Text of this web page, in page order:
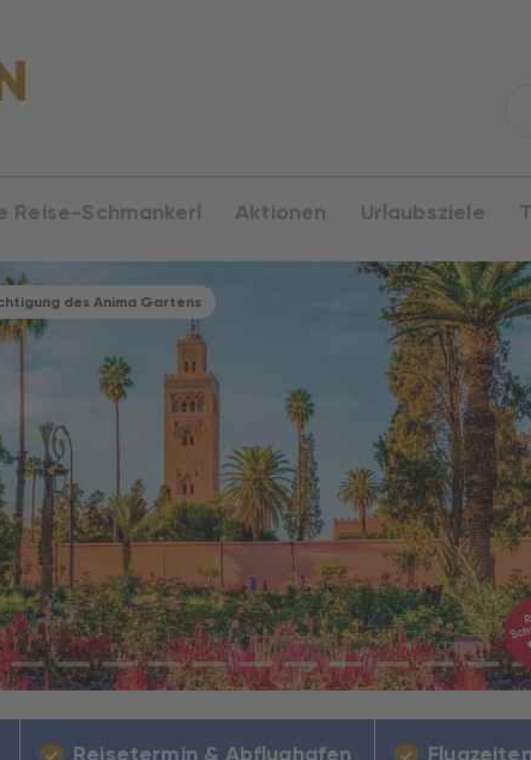
Reise-Schmankerl Aktionen Urlaubsziele
des Anima Gartens
Reisetermin & Abflughafen Flugzeiten